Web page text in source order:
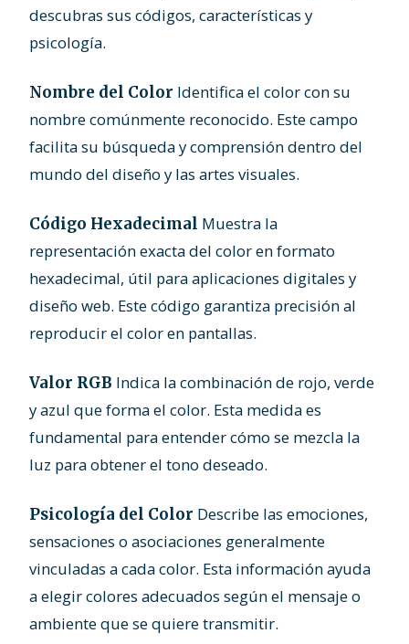
descubras sus códigos, características y
psicología.
Nombre del Color Identifica el color con su
nombre comúnmente reconocido. Este campo
facilita su búsqueda y comprensión dentro del
mundo del diseño y las artes visuales.
Código Hexadecimal Muestra la
representación exacta del color en formato
hexadecimal, útil para aplicaciones digitales y
diseño web. Este código garantiza precisión al
reproducir el color en pantallas.
Valor RGB Indica la combinación de rojo, verde
y azul que forma el color. Esta medida es
fundamental para entender cómo se mezcla la
luz para obtener el tono deseado.
Psicología del Color Describe las emociones,
sensaciones o asociaciones generalmente
vinculadas a cada color. Esta información ayuda
a elegir colores adecuados según el mensaje o
ambiente que se quiere transmitir.